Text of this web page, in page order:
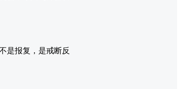
是报复，是戒断反